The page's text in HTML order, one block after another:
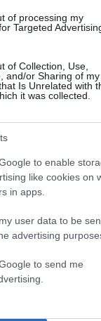
of processing my
Targeted
of Collection, Use,
and/or Sharing of my
Is Unrelated with
it was collected.
to enable
like cookies on
in apps.
user data to be
advertising
to send me
βάζει
Eurogroup
δισ. από τη
αυγατίσει το
πέτυχε
οι
σκιά του